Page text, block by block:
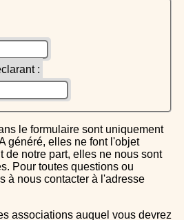
:
généré, elles ne font l'objet
de notre part, elles ne nous sont
Pour toutes questions ou
à nous contacter à l'adresse